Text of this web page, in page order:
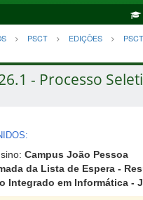
PSCT EDIÇÕES
- Processo
Campus João Pessoa
da Lista de Espera -
Integrado em Informática -